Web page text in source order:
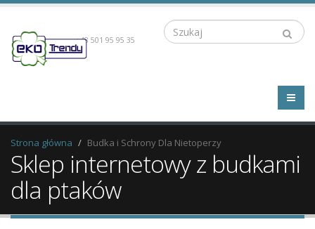
Szukaj
+48 501 95 95 35
Strona główna Budka i Schrony Dla Nietoperzy
Sklep internetowy z budkami
dla ptaków